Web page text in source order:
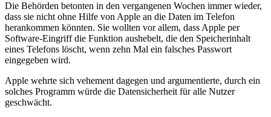
Die Behörden betonten in den vergangenen Wochen immer wieder,
dass sie nicht ohne Hilfe von Apple an die Daten im Telefon
herankommen könnten. Sie wollten vor allem, dass Apple per
Software-Eingriff die Funktion aushebelt, die den Speicherinhalt
eines Telefons löscht, wenn zehn Mal ein falsches Passwort
eingegeben wird.
Apple wehrte sich vehement dagegen und argumentierte, durch ein
solches Programm würde die Datensicherheit für alle Nutzer
geschwächt.